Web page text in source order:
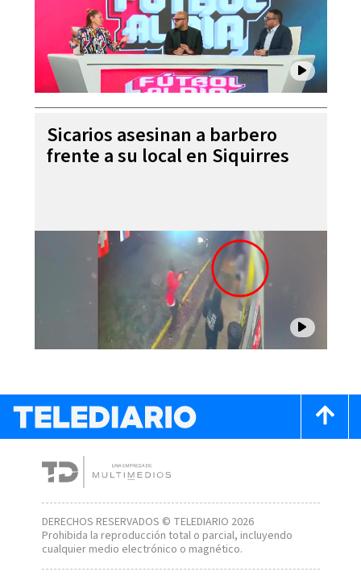
Sicarios asesinan a barbero
frente a su local en Siquirres
DERECHOS RESERVADOS © TELEDIARIO 2026
Prohibida la reproducción total o parcial, incluyendo
cualquier medio electrónico o magnético.